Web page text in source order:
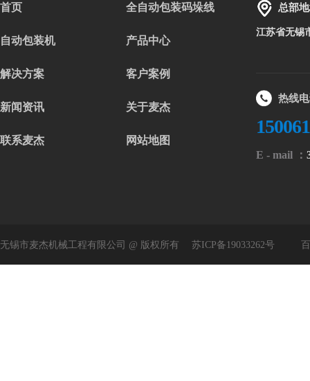
首页 全自动包装码垛线
自动包装机 产品中心
解决方案 客户案例
新闻资讯 关于麦杰
联系麦杰 网站地图
总部
江苏省无锡
热线
E - mail ：
无锡市麦杰机械工程有限公司 @ 版权所有 苏ICP备19033262号 百